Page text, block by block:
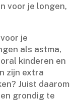
voor je longen,
je
als astma,
kinderen en
zijn extra
Juist daarom
grondig te